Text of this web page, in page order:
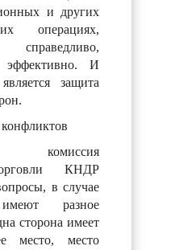
и других
операциях,
эффективно. И
защита
комиссия
КНДР
в случае
разное
сторона имеет
место, место